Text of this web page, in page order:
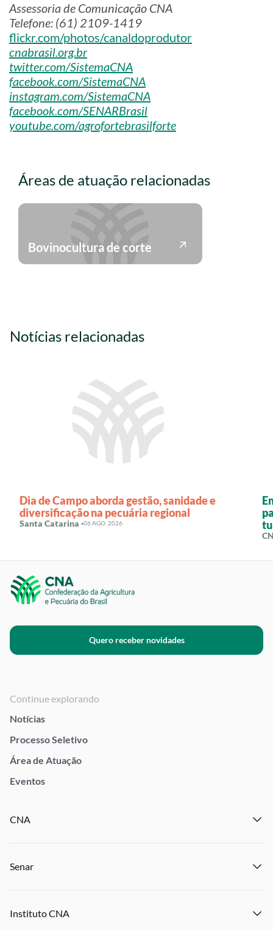
Assessoria de Comunicação CNA
Telefone: (61) 2109-1419
flickr.com/photos/canaldoprodutor
cnabrasil.org.br
twitter.com/SistemaCNA
facebook.com/SistemaCNA
instagram.com/SistemaCNA
facebook.com/SENARBrasil
youtube.com/agrofortebrasilforte
Áreas de atuação relacionadas
Bovinocultura de corte
Notícias relacionadas
Dia de Campo aborda gestão, sanidade e
diversificação na pecuária regional
Santa Catarina ·06 AGO. 2026
Quero receber novidades
Continue explorando
Notícias
Processo Seletivo
Área de Atuação
Eventos
CNA
Senar
Instituto CNA